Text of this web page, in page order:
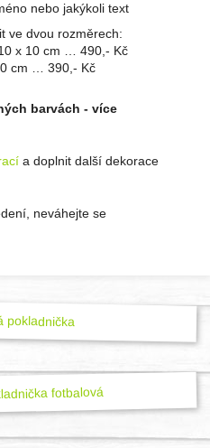
nebo jakýkoli text
ve dvou rozměrech:
x 10 cm … 490,- Kč
cm … 390,- Kč
barvách - více
a doplnit další dekorace
neváhejte se